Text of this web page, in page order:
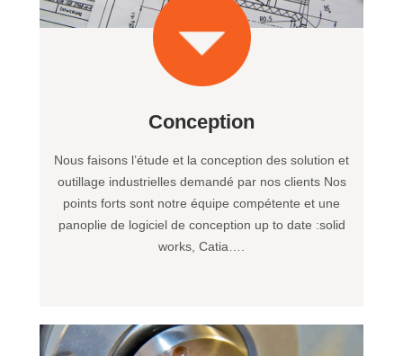
Conception
Nous faisons l’étude et la conception des solution et
outillage industrielles demandé par nos clients Nos
points forts sont notre équipe compétente et une
panoplie de logiciel de conception up to date :solid
works, Catia….